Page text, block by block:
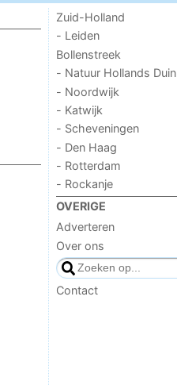
Zuid-Holland
- Leiden
Bollenstreek
- Natuur Hollands Duin
- Noordwijk
- Katwijk
- Scheveningen
- Den Haag
- Rotterdam
- Rockanje
OVERIGE
Adverteren
Over ons
Contact